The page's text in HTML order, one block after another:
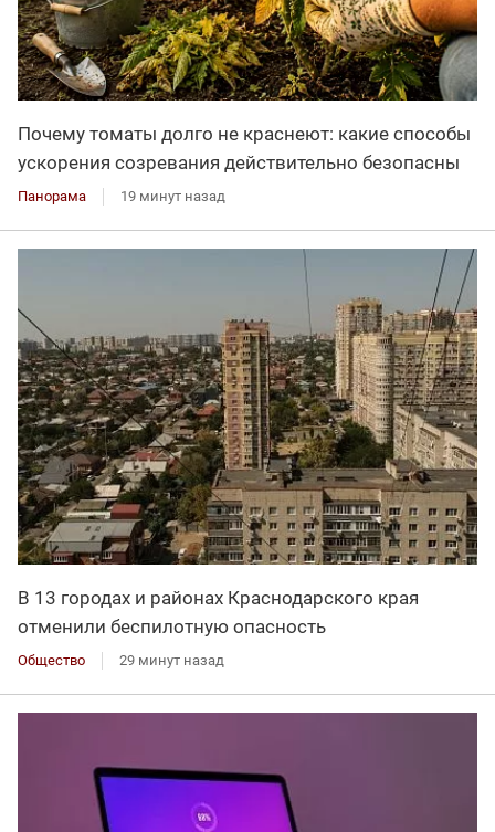
Почему томаты долго не краснеют: какие способы
ускорения созревания действительно безопасны
Панорама 19 минут назад
В 13 городах и районах Краснодарского края
отменили беспилотную опасность
Общество 29 минут назад